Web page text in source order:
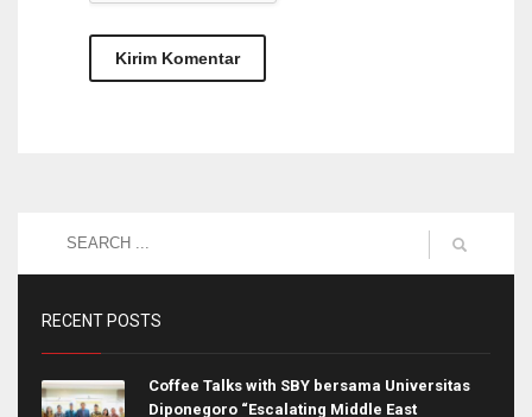
RECENT POSTS
Coffee Talks with SBY bersama Universitas
Diponegoro “Escalating Middle East